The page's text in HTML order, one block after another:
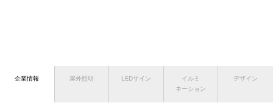
企業情報 屋外照明 LEDサイン
イルミ
ネーション
デザイン